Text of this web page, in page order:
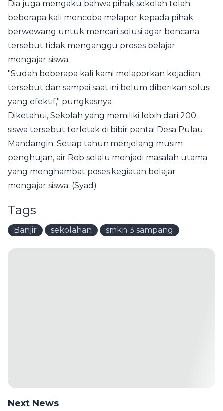
Dia juga mengaku bahwa pihak sekolah telah
beberapa kali mencoba melapor kepada pihak
berwewang untuk mencari solusi agar bencana
tersebut tidak menganggu proses belajar
mengajar siswa.
"Sudah beberapa kali kami melaporkan kejadian
tersebut dan sampai saat ini belum diberikan solusi
yang efektif," pungkasnya.
Diketahui, Sekolah yang memiliki lebih dari 200
siswa tersebut terletak di bibir pantai Desa Pulau
Mandangin. Setiap tahun menjelang musim
penghujan, air Rob selalu menjadi masalah utama
yang menghambat poses kegiatan belajar
mengajar siswa. (Syad)
Tags
Banjir sekolahan smkn 3 sampang
Next News